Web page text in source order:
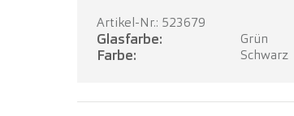
Artikel-Nr.: 523679
Glasfarbe: Grün
Farbe: Schwarz